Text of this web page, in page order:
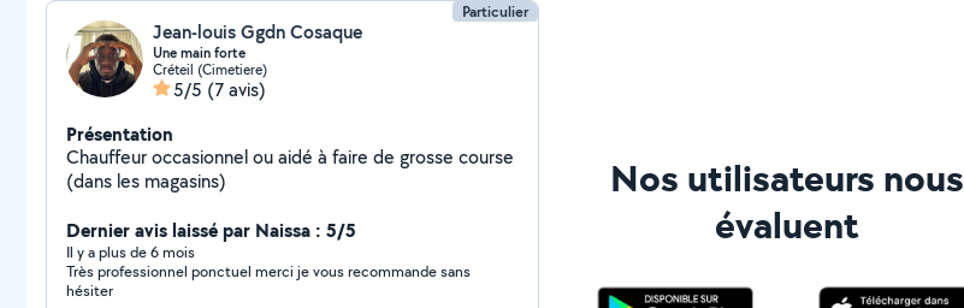
Particulier
Jean-louis Ggdn Cosaque
Une main forte
Créteil (Cimetiere)
5/5 (7 avis)
Présentation
Chauffeur occasionnel ou aidé à faire de grosse course
(dans les magasins)
Dernier avis laissé par Naissa : 5/5
Il y a plus de 6 mois
Très professionnel ponctuel merci je vous recommande sans
hésiter
Nos utilisateurs nous
évaluent